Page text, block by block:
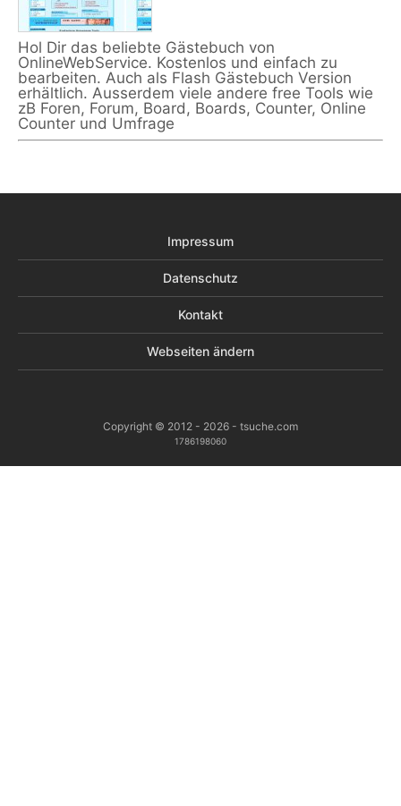
Hol Dir das beliebte Gästebuch von
OnlineWebService. Kostenlos und einfach zu
bearbeiten. Auch als Flash Gästebuch Version
erhältlich. Ausserdem viele andere free Tools wie
zB Foren, Forum, Board, Boards, Counter, Online
Counter und Umfrage
Impressum
Datenschutz
Kontakt
Webseiten ändern
Copyright © 2012 - 2026 - tsuche.com
1786198060